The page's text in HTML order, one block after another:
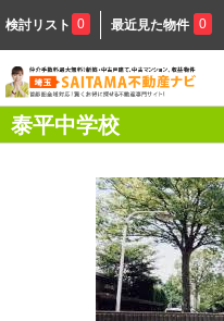
検討リスト 0 最近見た物件 0
泰平中学校